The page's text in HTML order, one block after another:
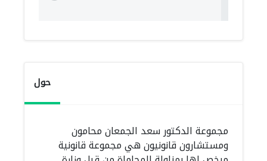
حول
مجموعة الدكتور سعد الجمعان محامون
ومستشارون قانونيون هي مجموعة قانونية